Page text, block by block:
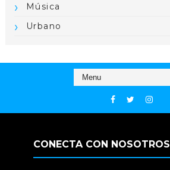
Música
Urbano
CONECTA CON NOSOTROS